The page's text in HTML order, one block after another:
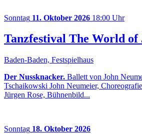
Sonntag 11. Oktober 2026 18:00 Uhr
Tanzfestival The World of
Baden-Baden, Festspielhaus
Der Nussknacker. Ballett von John
Tschaikowski John Neumeier,
Jürgen Rose, Bühnenbild...
Sonntag 18. Oktober 2026